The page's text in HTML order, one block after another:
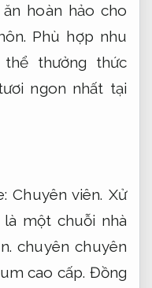
hoàn hảo cho
Phù hợp nhu
thưởng thức
ngon nhất tại
Chuyên viên. Xử
là một chuỗi nhà
chuyên chuyên
cao cấp. Đồng